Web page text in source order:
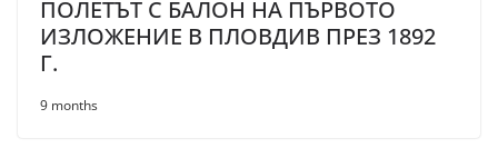
ПОЛЕТЪТ С БАЛОН НА ПЪРВОТО
ИЗЛОЖЕНИЕ В ПЛОВДИВ ПРЕЗ 1892
Г.
9 months